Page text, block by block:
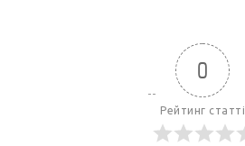
0
Рейтинг статті